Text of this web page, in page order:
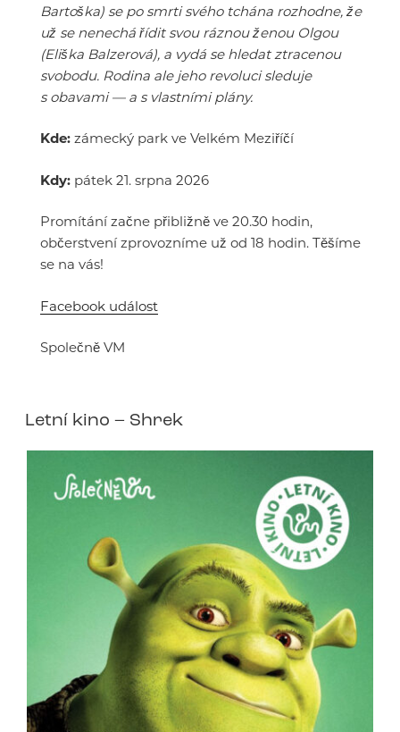
Bartoška) se po smrti svého tchána rozhodne, že
už se nenechá řídit svou ráznou ženou Olgou
(Eliška Balzerová), a vydá se hledat ztracenou
svobodu. Rodina ale jeho revoluci sleduje
s obavami — a s vlastními plány.
Kde: zámecký park ve Velkém Meziříčí
Kdy: pátek 21. srpna 2026
Promítání začne přibližně ve 20.30 hodin,
občerstvení zprovozníme už od 18 hodin. Těšíme
se na vás!
Facebook událost
Společně VM
Letní kino – Shrek